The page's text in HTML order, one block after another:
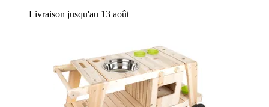
Livraison jusqu'au 13 août